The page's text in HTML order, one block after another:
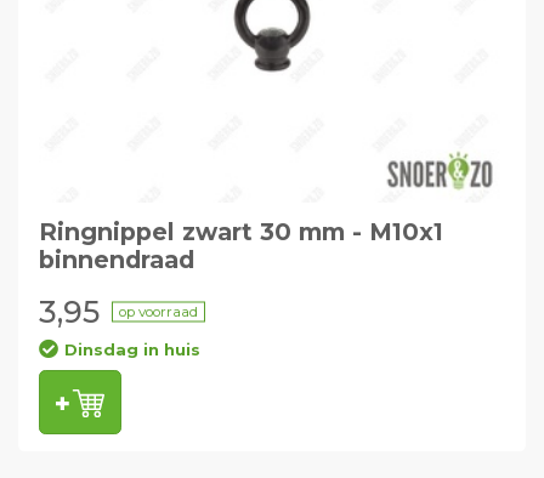
Ringnippel zwart 30 mm - M10x1
binnendraad
3,95 op voorraad
Dinsdag in huis